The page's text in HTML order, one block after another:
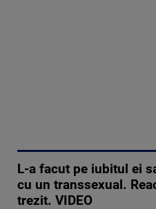
L-a facut pe iubitul ei
cu un transsexual.
trezit. VIDEO